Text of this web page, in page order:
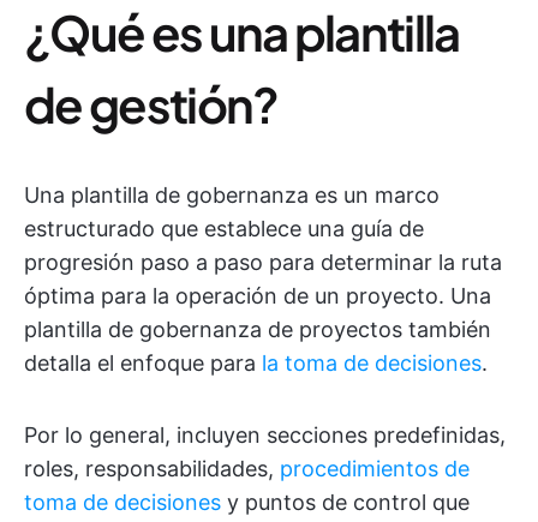
¿Qué es una plantilla
de gestión?
Una plantilla de gobernanza es un marco
estructurado que establece una guía de
progresión paso a paso para determinar la ruta
óptima para la operación de un proyecto. Una
plantilla de gobernanza de proyectos también
detalla el enfoque para la toma de decisiones.
Por lo general, incluyen secciones predefinidas,
roles, responsabilidades, procedimientos de
toma de decisiones y puntos de control que